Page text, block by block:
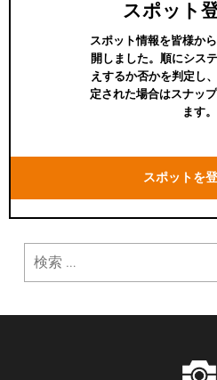
スポット
スポット情報を皆様か
開しました。順にシス
えするか否かを判定し
定された場合はスナッ
ます。
スポットを